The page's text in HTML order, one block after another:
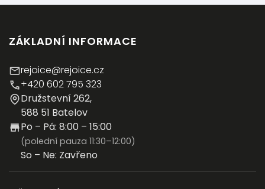
ZÁKLADNÍ INFORMACE
rejoice@rejoice.cz
+420 602 795 323
Družstevní 262,
588 51 Batelov
Po – Pá: 8:00 – 15:00
(polední pauza 11:30–12:00)
So – Ne: Zavřeno